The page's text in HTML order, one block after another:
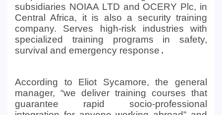
subsidiaries NOIAA LTD and OCERY Plc, in
Central Africa, it is also a security training
company. Serves high-risk industries with
specialized training programs in safety,
survival and emergency response .
According to Eliot Sycamore, the general
manager, “we deliver training courses that
guarantee rapid socio-professional